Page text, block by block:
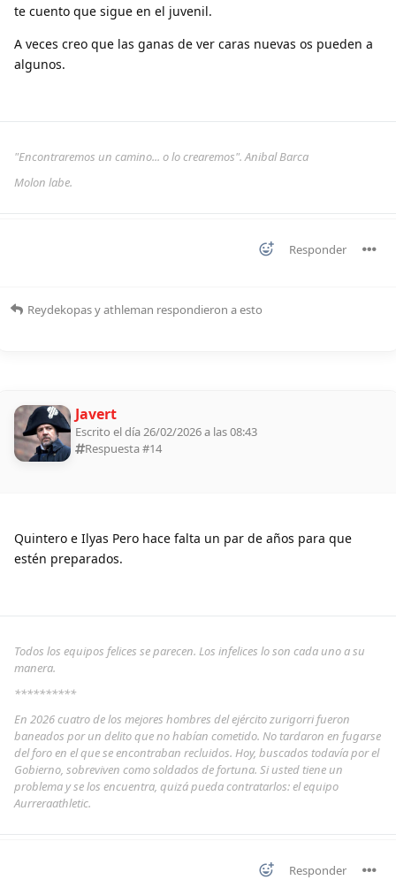
te cuento que sigue en el juvenil.
A veces creo que las ganas de ver caras nuevas os pueden a
algunos.
"Encontraremos un camino... o lo crearemos". Anibal Barca
Molon labe.
Responder
Reydekopasyathleman respondieron a esto
Javert
Escrito el día 26/02/2026 a las 08:43
Respuesta #14
Quintero e Ilyas Pero hace falta un par de años para que
estén preparados.
Todos los equipos felices se parecen. Los infelices lo son cada uno a su
manera.
**********
En 2026 cuatro de los mejores hombres del ejército zurigorri fueron
baneados por un delito que no habían cometido. No tardaron en fugarse
del foro en el que se encontraban recluidos. Hoy, buscados todavía por el
Gobierno, sobreviven como soldados de fortuna. Si usted tiene un
problema y se los encuentra, quizá pueda contratarlos: el equipo
Aurreraathletic.
Responder